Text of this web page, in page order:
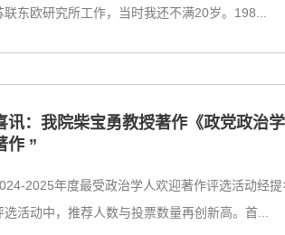
联东欧研究所工作，当时我还不满20岁。198...
讯：我院柴宝勇教授著作《政党政治
作 ”
2025年度最受政治学人欢迎著作评选活动经
选活动中，推荐人数与投票数量再创新高。首...